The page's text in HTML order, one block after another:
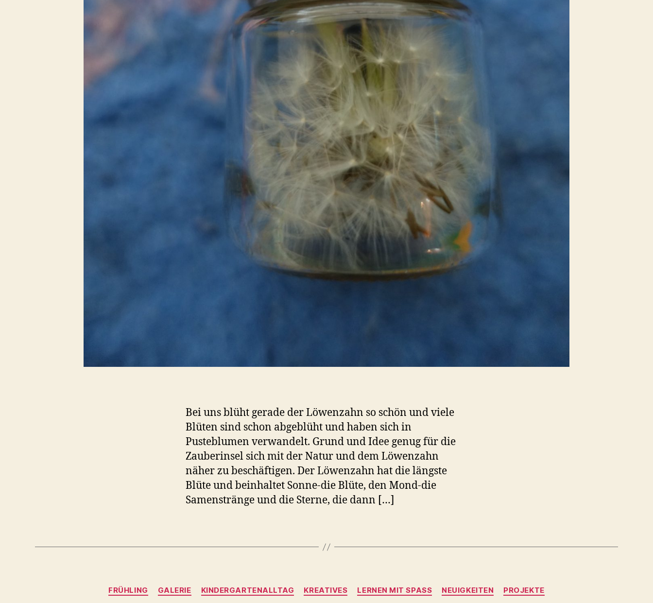
Bei uns blüht gerade der Löwenzahn so schön und viele
Blüten sind schon abgeblüht und haben sich in
Pusteblumen verwandelt. Grund und Idee genug für die
Zauberinsel sich mit der Natur und dem Löwenzahn
näher zu beschäftigen. Der Löwenzahn hat die längste
Blüte und beinhaltet Sonne-die Blüte, den Mond-die
Samenstränge und die Sterne, die dann […]
Kategorien
FRÜHLING GALERIE KINDERGARTENALLTAG KREATIVES LERNEN MIT SPASS NEUIGKEITEN PROJEKTE